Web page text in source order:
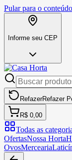
Pular para o conteúdo
Informe seu CEP
RefazerRefazer
R$ 0,00
Todas as
OfertasNossa Horta
OvosMercearia